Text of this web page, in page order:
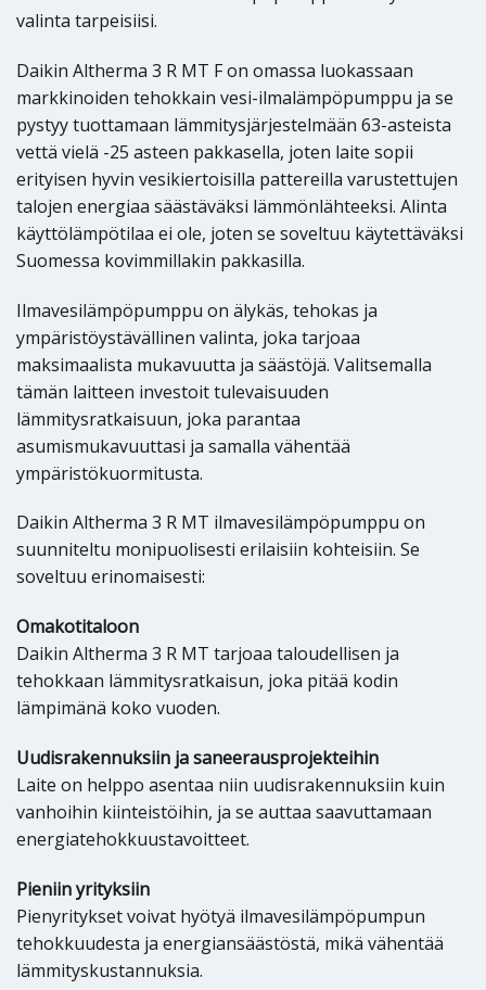
valinta tarpeisiisi.
Daikin Altherma 3 R MT F on omassa luokassaan
markkinoiden tehokkain vesi-ilmalämpöpumppu ja se
pystyy tuottamaan lämmitysjärjestelmään 63-asteista
vettä vielä -25 asteen pakkasella, joten laite sopii
erityisen hyvin vesikiertoisilla pattereilla varustettujen
talojen energiaa säästäväksi lämmönlähteeksi. Alinta
käyttölämpötilaa ei ole, joten se soveltuu käytettäväksi
Suomessa kovimmillakin pakkasilla.
Ilmavesilämpöpumppu on älykäs, tehokas ja
ympäristöystävällinen valinta, joka tarjoaa
maksimaalista mukavuutta ja säästöjä. Valitsemalla
tämän laitteen investoit tulevaisuuden
lämmitysratkaisuun, joka parantaa
asumismukavuuttasi ja samalla vähentää
ympäristökuormitusta.
Daikin Altherma 3 R MT ilmavesilämpöpumppu on
suunniteltu monipuolisesti erilaisiin kohteisiin. Se
soveltuu erinomaisesti:
Omakotitaloon
Daikin Altherma 3 R MT tarjoaa taloudellisen ja
tehokkaan lämmitysratkaisun, joka pitää kodin
lämpimänä koko vuoden.
Uudisrakennuksiin ja saneerausprojekteihin
Laite on helppo asentaa niin uudisrakennuksiin kuin
vanhoihin kiinteistöihin, ja se auttaa saavuttamaan
energiatehokkuustavoitteet.
Pieniin yrityksiin
Pienyritykset voivat hyötyä ilmavesilämpöpumpun
tehokkuudesta ja energiansäästöstä, mikä vähentää
lämmityskustannuksia.